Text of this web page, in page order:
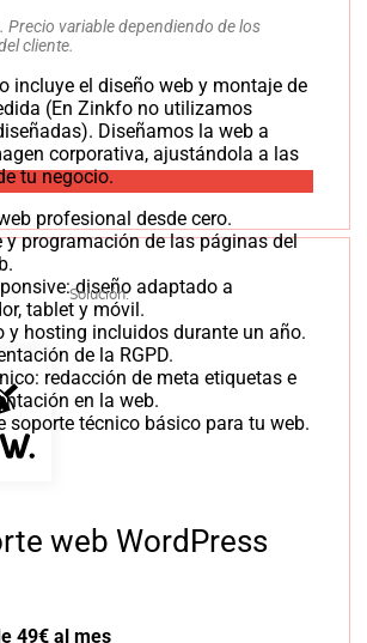
Precio variable dependiendo de los
cliente.
incluye el diseño web y montaje de
(En Zinkfo no utilizamos
Diseñamos la web a
corporativa, ajustándola a las
tu negocio.
profesional desde cero.
y programación de las páginas del
diseño adaptado a
tablet y móvil.
y hosting incluidos durante un año.
de la RGPD.
redacción de meta etiquetas e
en la web.
soporte técnico básico para tu web.
Solución:
web WordPress
49€ al mes